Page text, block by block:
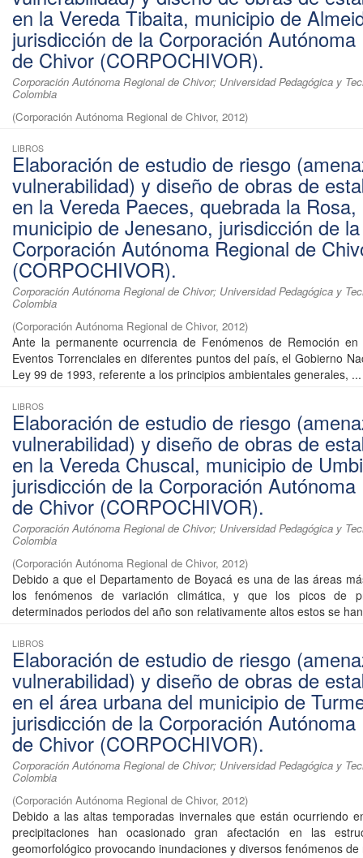
en la Vereda Tibaita, municipio de
jurisdicción de la Corporación Autónoma
de Chivor (CORPOCHIVOR).
Corporación Autónoma Regional de Chivor; Universidad Pedagógica y
Colombia
(Corporación Autónoma Regional de Chivor, 2012)
LIBROS
Elaboración de estudio de riesgo
vulnerabilidad) y diseño de obras de
en la Vereda Paeces, quebrada la Rosa,
municipio de Jenesano, jurisdicción de la
Corporación Autónoma Regional de
(CORPOCHIVOR).
Corporación Autónoma Regional de Chivor; Universidad Pedagógica y
Colombia
(Corporación Autónoma Regional de Chivor, 2012)
Ante la permanente ocurrencia de Fenómenos de Remoción
Eventos Torrenciales en diferentes puntos del país, el Gobierno
Ley 99 de 1993, referente a los principios ambientales generales, ...
LIBROS
Elaboración de estudio de riesgo
vulnerabilidad) y diseño de obras de
en la Vereda Chuscal, municipio de
jurisdicción de la Corporación Autónoma
de Chivor (CORPOCHIVOR).
Corporación Autónoma Regional de Chivor; Universidad Pedagógica y
Colombia
(Corporación Autónoma Regional de Chivor, 2012)
Debido a que el Departamento de Boyacá es una de las áreas
los fenómenos de variación climática, y que los picos de
determinados periodos del año son relativamente altos estos se
LIBROS
Elaboración de estudio de riesgo
vulnerabilidad) y diseño de obras de
en el área urbana del municipio de
jurisdicción de la Corporación Autónoma
de Chivor (CORPOCHIVOR).
Corporación Autónoma Regional de Chivor; Universidad Pedagógica y
Colombia
(Corporación Autónoma Regional de Chivor, 2012)
Debido a las altas temporadas invernales que están ocurriendo
precipitaciones han ocasionado gran afectación en las
geomorfológico provocando inundaciones y diversos fenómenos